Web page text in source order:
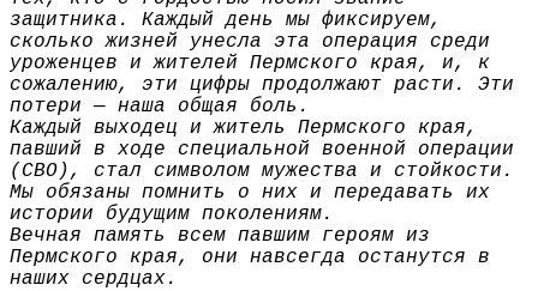
защитника. Каждый день мы фиксируем,
сколько жизней унесла эта операция среди
уроженцев и жителей Пермского края, и, к
сожалению, эти цифры продолжают расти. Эти
потери — наша общая боль.
Каждый выходец и житель Пермского края,
павший в ходе специальной военной операции
(СВО), стал символом мужества и стойкости.
Мы обязаны помнить о них и передавать их
истории будущим поколениям.
Вечная память всем павшим героям из
Пермского края, они навсегда останутся в
наших сердцах.